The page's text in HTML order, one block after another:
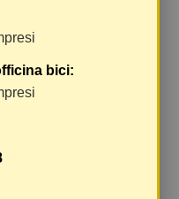
della
raggruppare i
distinti
le spese di
per ognuno di
a vostro rischio,
particolare in
bici: